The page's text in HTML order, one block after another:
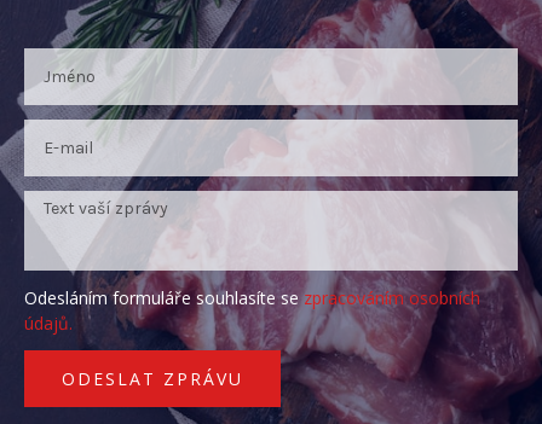
Odesláním formuláře souhlasíte sezpracováním osobních
údajů.
ODESLAT ZPRÁVU